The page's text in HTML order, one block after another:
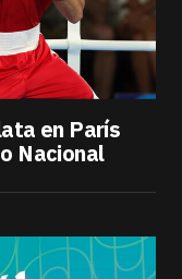
en París
Nacional